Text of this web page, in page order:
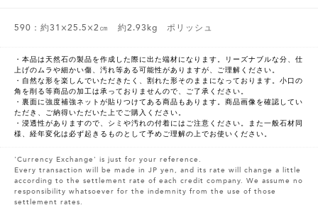
590：約31×25.5×2㎝ 約2.93kg ポリッシュ
・本品は天然石の製品を作成した際に出た端材になります。リーズナブルな分、仕
上げのムラや細かい傷、汚れ等ある可能性がありますが、ご理解ください。
・自然な形を楽しんでいただきたく、割れた形そのままになっております。小口の
角を削る等商品の加工は承っておりませんので、ご了承ください。
・裏面に強度補強ネットが貼りつけてある商品もあります。商品画像を確認してい
ただき、ご納得いただいた上でご購入ください。
・浸透性がありますので、シミや汚れの付着にはご注意ください。また一般石材同
様、経年変化は必ず起きるものとして予めご理解の上でお使いください。
'Currency Exchange' is just for your reference.
Every transaction will be made in JP yen, and its rate will change a little
according to the settlement rate of each credit company. We assume no
responsibility whatsoever for the indemnity from the use of those
settlement rates.